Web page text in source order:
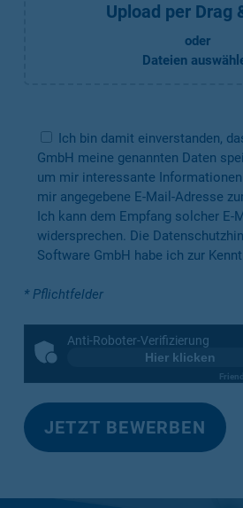
Upload per Drag
oder
Dateien
Ich bin damit einverstanden,
GmbH meine genannten Daten
um mir interessante
mir angegebene E-Mail-Adresse
Ich kann dem Empfang solcher E-
widersprechen. Die
Software GmbH habe ich zur
* Pflichtfelder
Anti-Roboter-Verifizierung
Hier klicken